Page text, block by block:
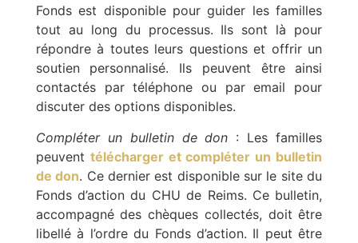
Fonds est disponible pour guider les familles
tout au long du processus. Ils sont là pour
répondre à toutes leurs questions et offrir un
soutien personnalisé. Ils peuvent être ainsi
contactés par téléphone ou par email pour
discuter des options disponibles.
Compléter un bulletin de don : Les familles
peuvent télécharger et compléter un bulletin
de don. Ce dernier est disponible sur le site du
Fonds d’action du CHU de Reims. Ce bulletin,
accompagné des chèques collectés, doit être
libellé à l’ordre du Fonds d’action. Il peut être